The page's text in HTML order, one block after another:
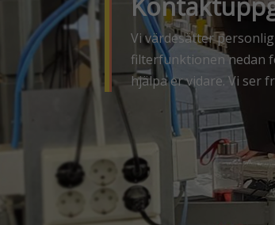
Vi värdesätter
filterfunktionen nedan
hjälpa er vidare. Vi ser